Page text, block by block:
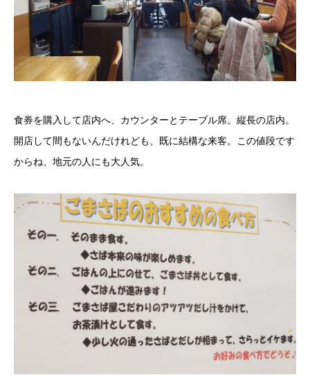
食券を購入して店内へ、カウンターとテーブル席。縦長の店内。
開店して間もないんだけれども、既に結構な来客。この値段です
からね、地元の人にも大人気。